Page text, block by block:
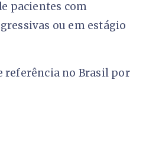
pacientes com
ou em estágio
referência no Brasil por